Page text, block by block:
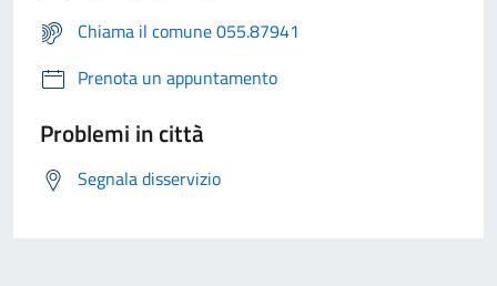
Chiama il comune 055.87941
Prenota un appuntamento
Problemi in città
Segnala disservizio